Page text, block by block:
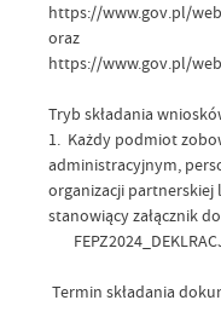
https://www.gov.pl/
oraz
https://www.gov.pl/
Tryb składania
1. Każdy podmiot
administracyjnym,
organizacji partnerskiej
stanowiący załącznik
Termin składania